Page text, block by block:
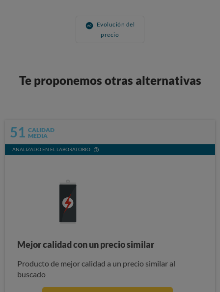
Evolución del
precio
Te proponemos otras alternativas
51 CALIDAD
MEDIA
ANALIZADO EN EL LABORATORIO
Mejor calidad con un precio similar
Producto de mejor calidad a un precio similar al
buscado